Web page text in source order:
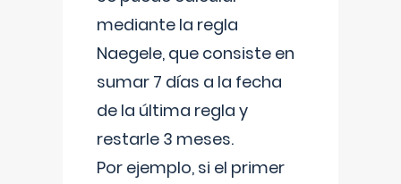
mediante la regla
Naegele, que consiste en
sumar 7 días a la fecha
de la última regla y
restarle 3 meses.
Por ejemplo, si el primer